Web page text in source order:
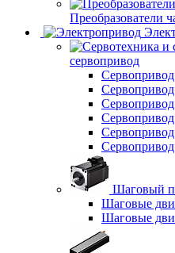
Преобразователи
сервопривод
Шаговый
Шаговые
Шаговые